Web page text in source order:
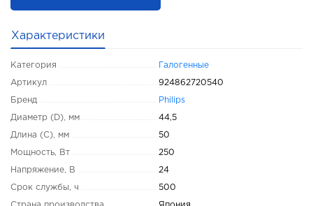
Характеристики
Категория Галогенные
Артикул 924862720540
Бренд Philips
Диаметр (D), мм 44,5
Длина (C), мм 50
Мощность, Вт 250
Напряжение, В 24
Срок службы, ч 500